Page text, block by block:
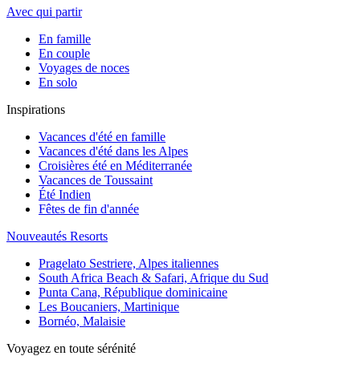
Avec qui partir
En famille
En couple
Voyages de noces
En solo
Inspirations
Vacances d'été en famille
Vacances d'été dans les Alpes
Croisières été en Méditerranée
Vacances de Toussaint
Été Indien
Fêtes de fin d'année
Nouveautés Resorts
Pragelato Sestriere, Alpes italiennes
South Africa Beach & Safari, Afrique du Sud
Punta Cana, République dominicaine
Les Boucaniers, Martinique
Bornéo, Malaisie
Voyagez en toute sérénité